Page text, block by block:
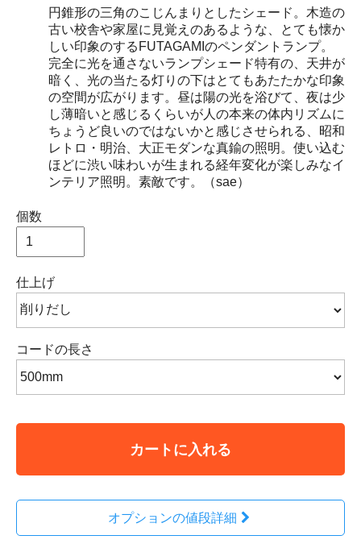
円錐形の三角のこじんまりとしたシェード。木造の
古い校舎や家屋に見覚えのあるような、とても懐か
しい印象のするFUTAGAMIのペンダントランプ。
完全に光を通さないランプシェード特有の、天井が
暗く、光の当たる灯りの下はとてもあたたかな印象
の空間が広がります。昼は陽の光を浴びて、夜は少
し薄暗いと感じるくらいが人の本来の体内リズムに
ちょうど良いのではないかと感じさせられる、昭和
レトロ・明治、大正モダンな真鍮の照明。使い込む
ほどに渋い味わいが生まれる経年変化が楽しみなイ
ンテリア照明。素敵です。（sae）
個数
仕上げ
コードの長さ
カートに入れる
オプションの値段詳細